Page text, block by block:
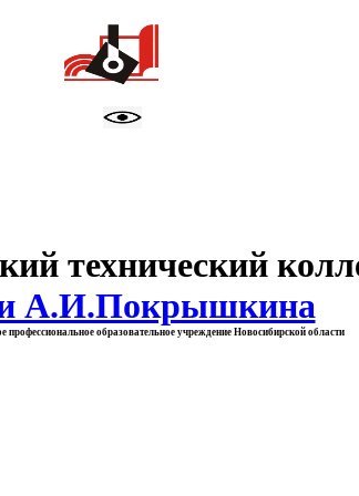
технический
А.И.Покрышкина
профессиональное образовательное учреждение Новосибирской области